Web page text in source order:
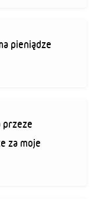
pieniądze
przeze
za moje